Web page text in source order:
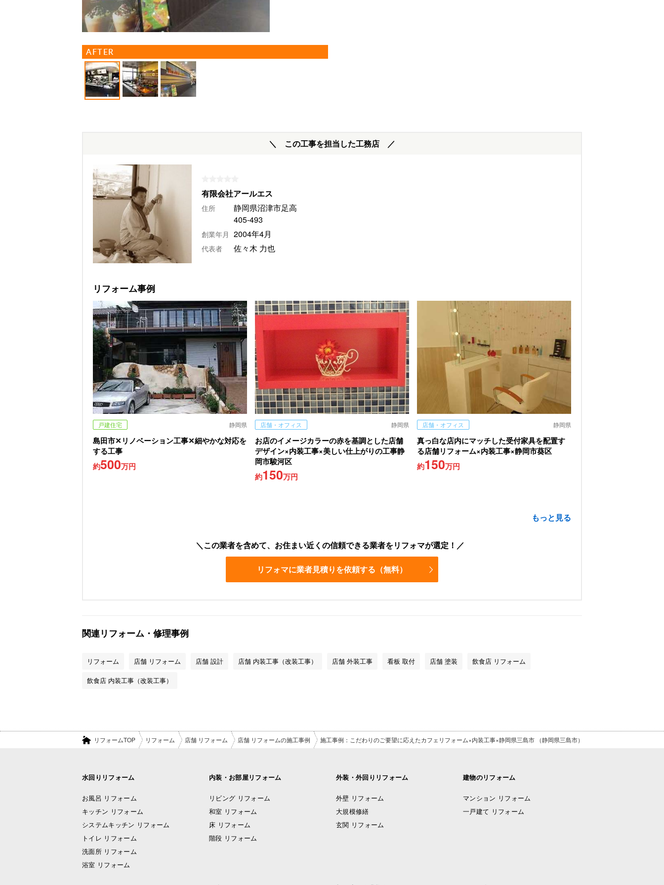
AFTER
＼ この工事を担当した工務店 ／
有限会社アールエス
住所
静岡県沼津市足高
405-493
創業年月 2004年4月
代表者 佐々木 力也
リフォーム事例
戸建住宅 静岡県
島田市✕リノベーション工事✕細やかな対応を
する工事
約500万円
店舗・オフィス 静岡県
お店のイメージカラーの赤を基調とした店舗
デザイン×内装工事×美しい仕上がりの工事静
岡市駿河区
約150万円
店舗・オフィス 静岡県
真っ白な店内にマッチした受付家具を配置す
る店舗リフォーム×内装工事×静岡市葵区
約150万円
もっと見る
この業者を含めて、お住まい近くの信頼できる業者をリフォマが選定！
リフォマに業者見積りを依頼する（無料）
関連リフォーム・修理事例
リフォーム 店舗 リフォーム 店舗 設計 店舗 内装工事（改装工事） 店舗 外装工事 看板 取付 店舗 塗装 飲食店 リフォーム
飲食店 内装工事（改装工事）
リフォームTOP リフォーム 店舗 リフォーム 店舗 リフォームの施工事例 施工事例：こだわりのご要望に応えたカフェリフォーム×内装工事×静岡県三島市 （静岡県三島市）
水回りリフォーム
お風呂 リフォーム
キッチン リフォーム
システムキッチン リフォーム
トイレ リフォーム
洗面所 リフォーム
浴室 リフォーム
内装・お部屋リフォーム
リビング リフォーム
和室 リフォーム
床 リフォーム
階段 リフォーム
外装・外回りリフォーム
外壁 リフォーム
大規模修繕
玄関 リフォーム
建物のリフォーム
マンション リフォーム
一戸建て リフォーム